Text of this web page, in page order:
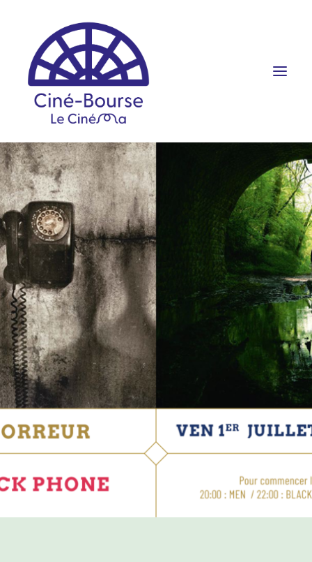
FILMS ET HORAIRES
ÉVÉNEMENTS
SCOLAIRES
PRATIQUE
RÉSERVATION
PROGRAMME